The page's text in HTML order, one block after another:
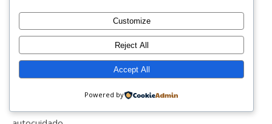
aquashow
armação de pêra
armações
aulas
auto estima
Customize
Reject All
Accept All
Powered by